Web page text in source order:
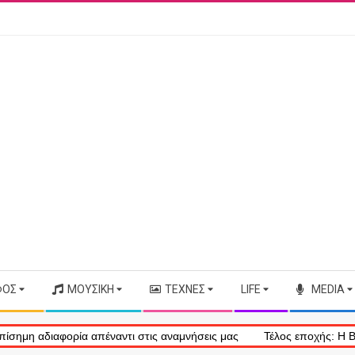
ΜΟΥΣΙΚΉ ΤΈΧΝΕΣ LIFE MEDIA
απέναντι στις αναμνήσεις μας Τέλος εποχής: Η Bonnie Tyler